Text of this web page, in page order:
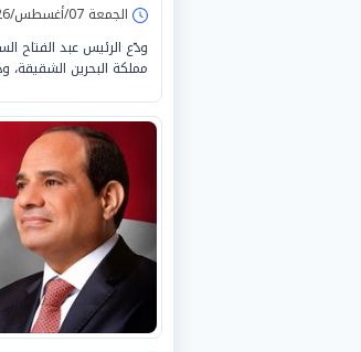
الجمعة 07/أغسطس/2026 - 02:31 م
ودّع الرئيس عبد الفتاح
مملكة البحرين الشقيقة،